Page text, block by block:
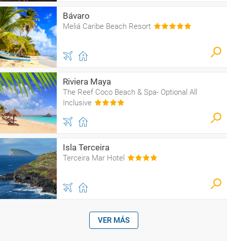
Bávaro
Meliá Caribe Beach Resort
Riviera Maya
The Reef Coco Beach & Spa- Optional All
Inclusive
Isla Terceira
Terceira Mar Hotel
VER MÁS